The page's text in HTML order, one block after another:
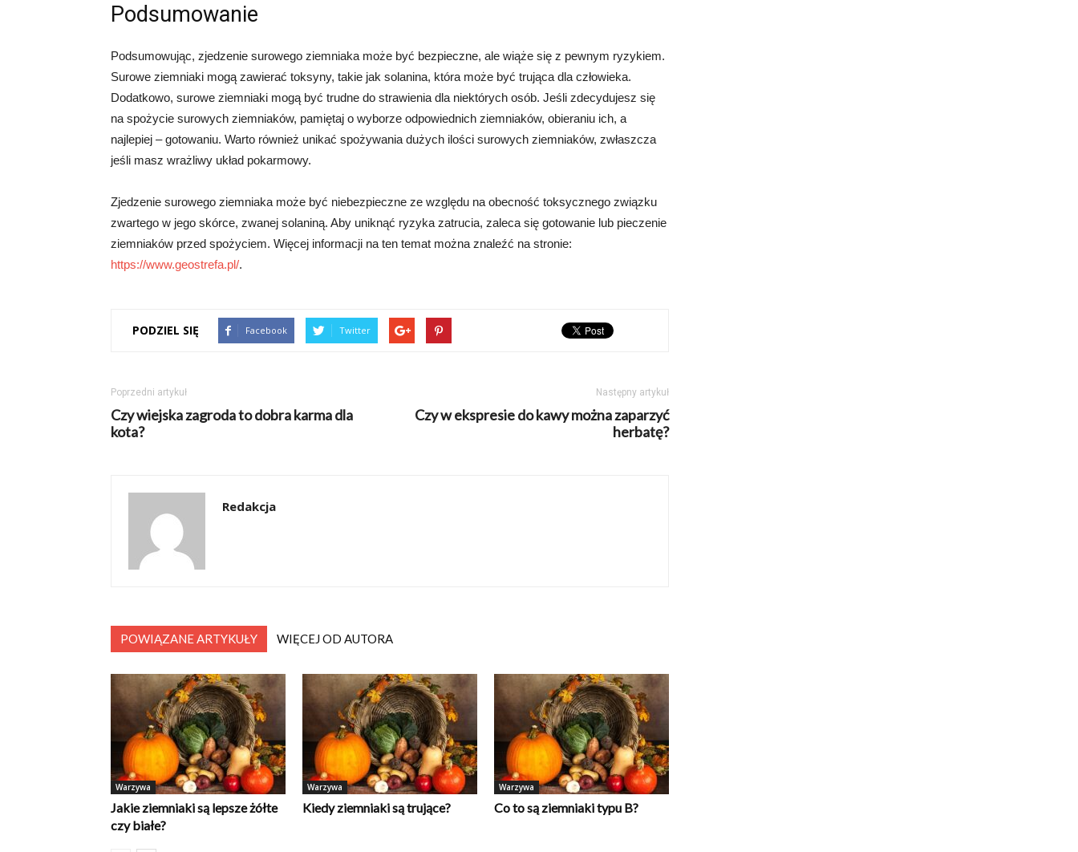
Podsumowanie
Podsumowując, zjedzenie surowego ziemniaka może być bezpieczne, ale wiąże się z pewnym ryzykiem.
Surowe ziemniaki mogą zawierać toksyny, takie jak solanina, która może być trująca dla człowieka.
Dodatkowo, surowe ziemniaki mogą być trudne do strawienia dla niektórych osób. Jeśli zdecydujesz się
na spożycie surowych ziemniaków, pamiętaj o wyborze odpowiednich ziemniaków, obieraniu ich, a
najlepiej – gotowaniu. Warto również unikać spożywania dużych ilości surowych ziemniaków, zwłaszcza
jeśli masz wrażliwy układ pokarmowy.
Zjedzenie surowego ziemniaka może być niebezpieczne ze względu na obecność toksycznego związku
zwartego w jego skórce, zwanej solaniną. Aby uniknąć ryzyka zatrucia, zaleca się gotowanie lub pieczenie
ziemniaków przed spożyciem. Więcej informacji na ten temat można znaleźć na stronie:
https://www.geostrefa.pl/.
PODZIEL SIĘ Facebook Twitter
Poprzedni artykuł
Czy wiejska zagroda to dobra karma dla
kota?
Następny artykuł
Czy w ekspresie do kawy można zaparzyć
herbatę?
Redakcja
POWIĄZANE ARTYKUŁY WIĘCEJ OD AUTORA
Warzywa
Jakie ziemniaki są lepsze żółte
czy białe?
Warzywa
Kiedy ziemniaki są trujące?
Warzywa
Co to są ziemniaki typu B?